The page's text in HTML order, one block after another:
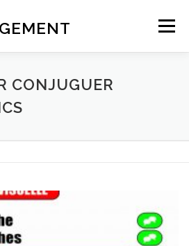
Menu
CONJUGUER